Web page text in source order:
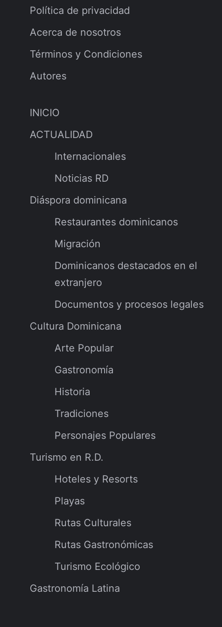
Política de privacidad
Acerca de nosotros
Términos y Condiciones
Autores
INICIO
ACTUALIDAD
Internacionales
Noticias RD
Diáspora dominicana
Restaurantes dominicanos
Migración
Dominicanos destacados en el
extranjero
Documentos y procesos legales
Cultura Dominicana
Arte Popular
Gastronomía
Historia
Tradiciones
Personajes Populares
Turismo en R.D.
Hoteles y Resorts
Playas
Rutas Culturales
Rutas Gastronómicas
Turismo Ecológico
Gastronomía Latina